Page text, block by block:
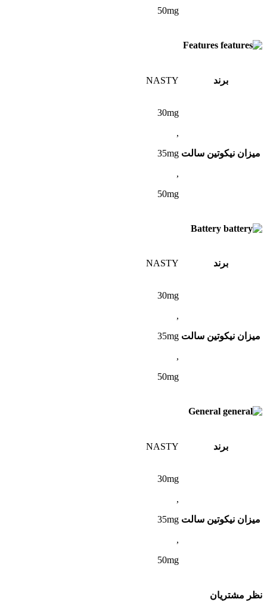
50mg
Features
برند NASTY
میزان نیکوتین سالت
30mg
,
35mg
,
50mg
Battery
برند NASTY
میزان نیکوتین سالت
30mg
,
35mg
,
50mg
General
برند NASTY
میزان نیکوتین سالت
30mg
,
35mg
,
50mg
نظر مشتریان